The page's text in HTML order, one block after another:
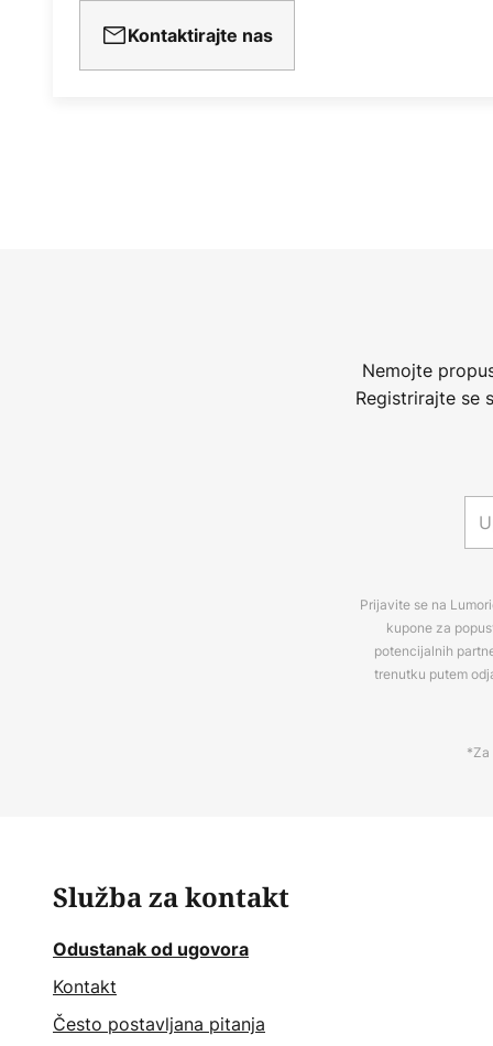
Kontaktirajte nas
Nemojte
Registrirajte se
Prijavite se na
kupone za
potencijalnih
trenutku putem
*Za
Služba za kontakt
Odustanak od ugovora
Kontakt
Često postavljana pitanja